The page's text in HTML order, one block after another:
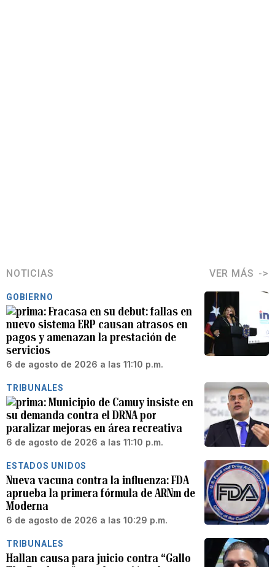
NOTICIAS VER MÁS
GOBIERNO
Fracasa en su debut: fallas en
nuevo sistema ERP causan atrasos en
pagos y amenazan la prestación de
servicios
6 de agosto de 2026 a las 11:10 p.m.
TRIBUNALES
Municipio de Camuy insiste en
su demanda contra el DRNA por
paralizar mejoras en área recreativa
6 de agosto de 2026 a las 11:10 p.m.
ESTADOS UNIDOS
Nueva vacuna contra la influenza: FDA
aprueba la primera fórmula de ARNm de
Moderna
6 de agosto de 2026 a las 10:29 p.m.
TRIBUNALES
Hallan causa para juicio contra “Gallo